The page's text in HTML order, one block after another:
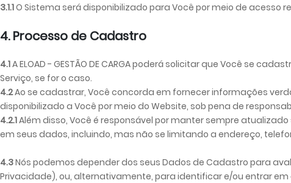
3.1.1O Sistema será disponibilizado para Você por meio de
4. Processo de Cadastro
4.1A ELOAD - GESTÃO DE CARGA poderá solicitar que Você se
Serviço, se for o caso.
4.2Ao se cadastrar, Você concorda em fornecer informações
disponibilizado a Você por meio do Website, sob pena de
4.2.1Além disso, Você é responsável por manter sempre
em seus dados, incluindo, mas não se limitando a endereço,
4.3Nós podemos depender dos seus Dados de Cadastro para
Privacidade), ou, alternativamente, para identificar e/ou entrar